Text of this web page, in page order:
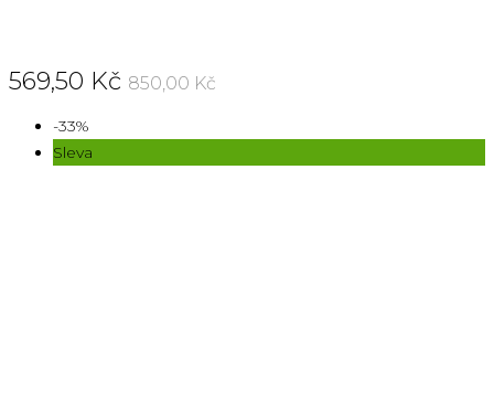
569,50 Kč 850,00 Kč
-33%
Sleva